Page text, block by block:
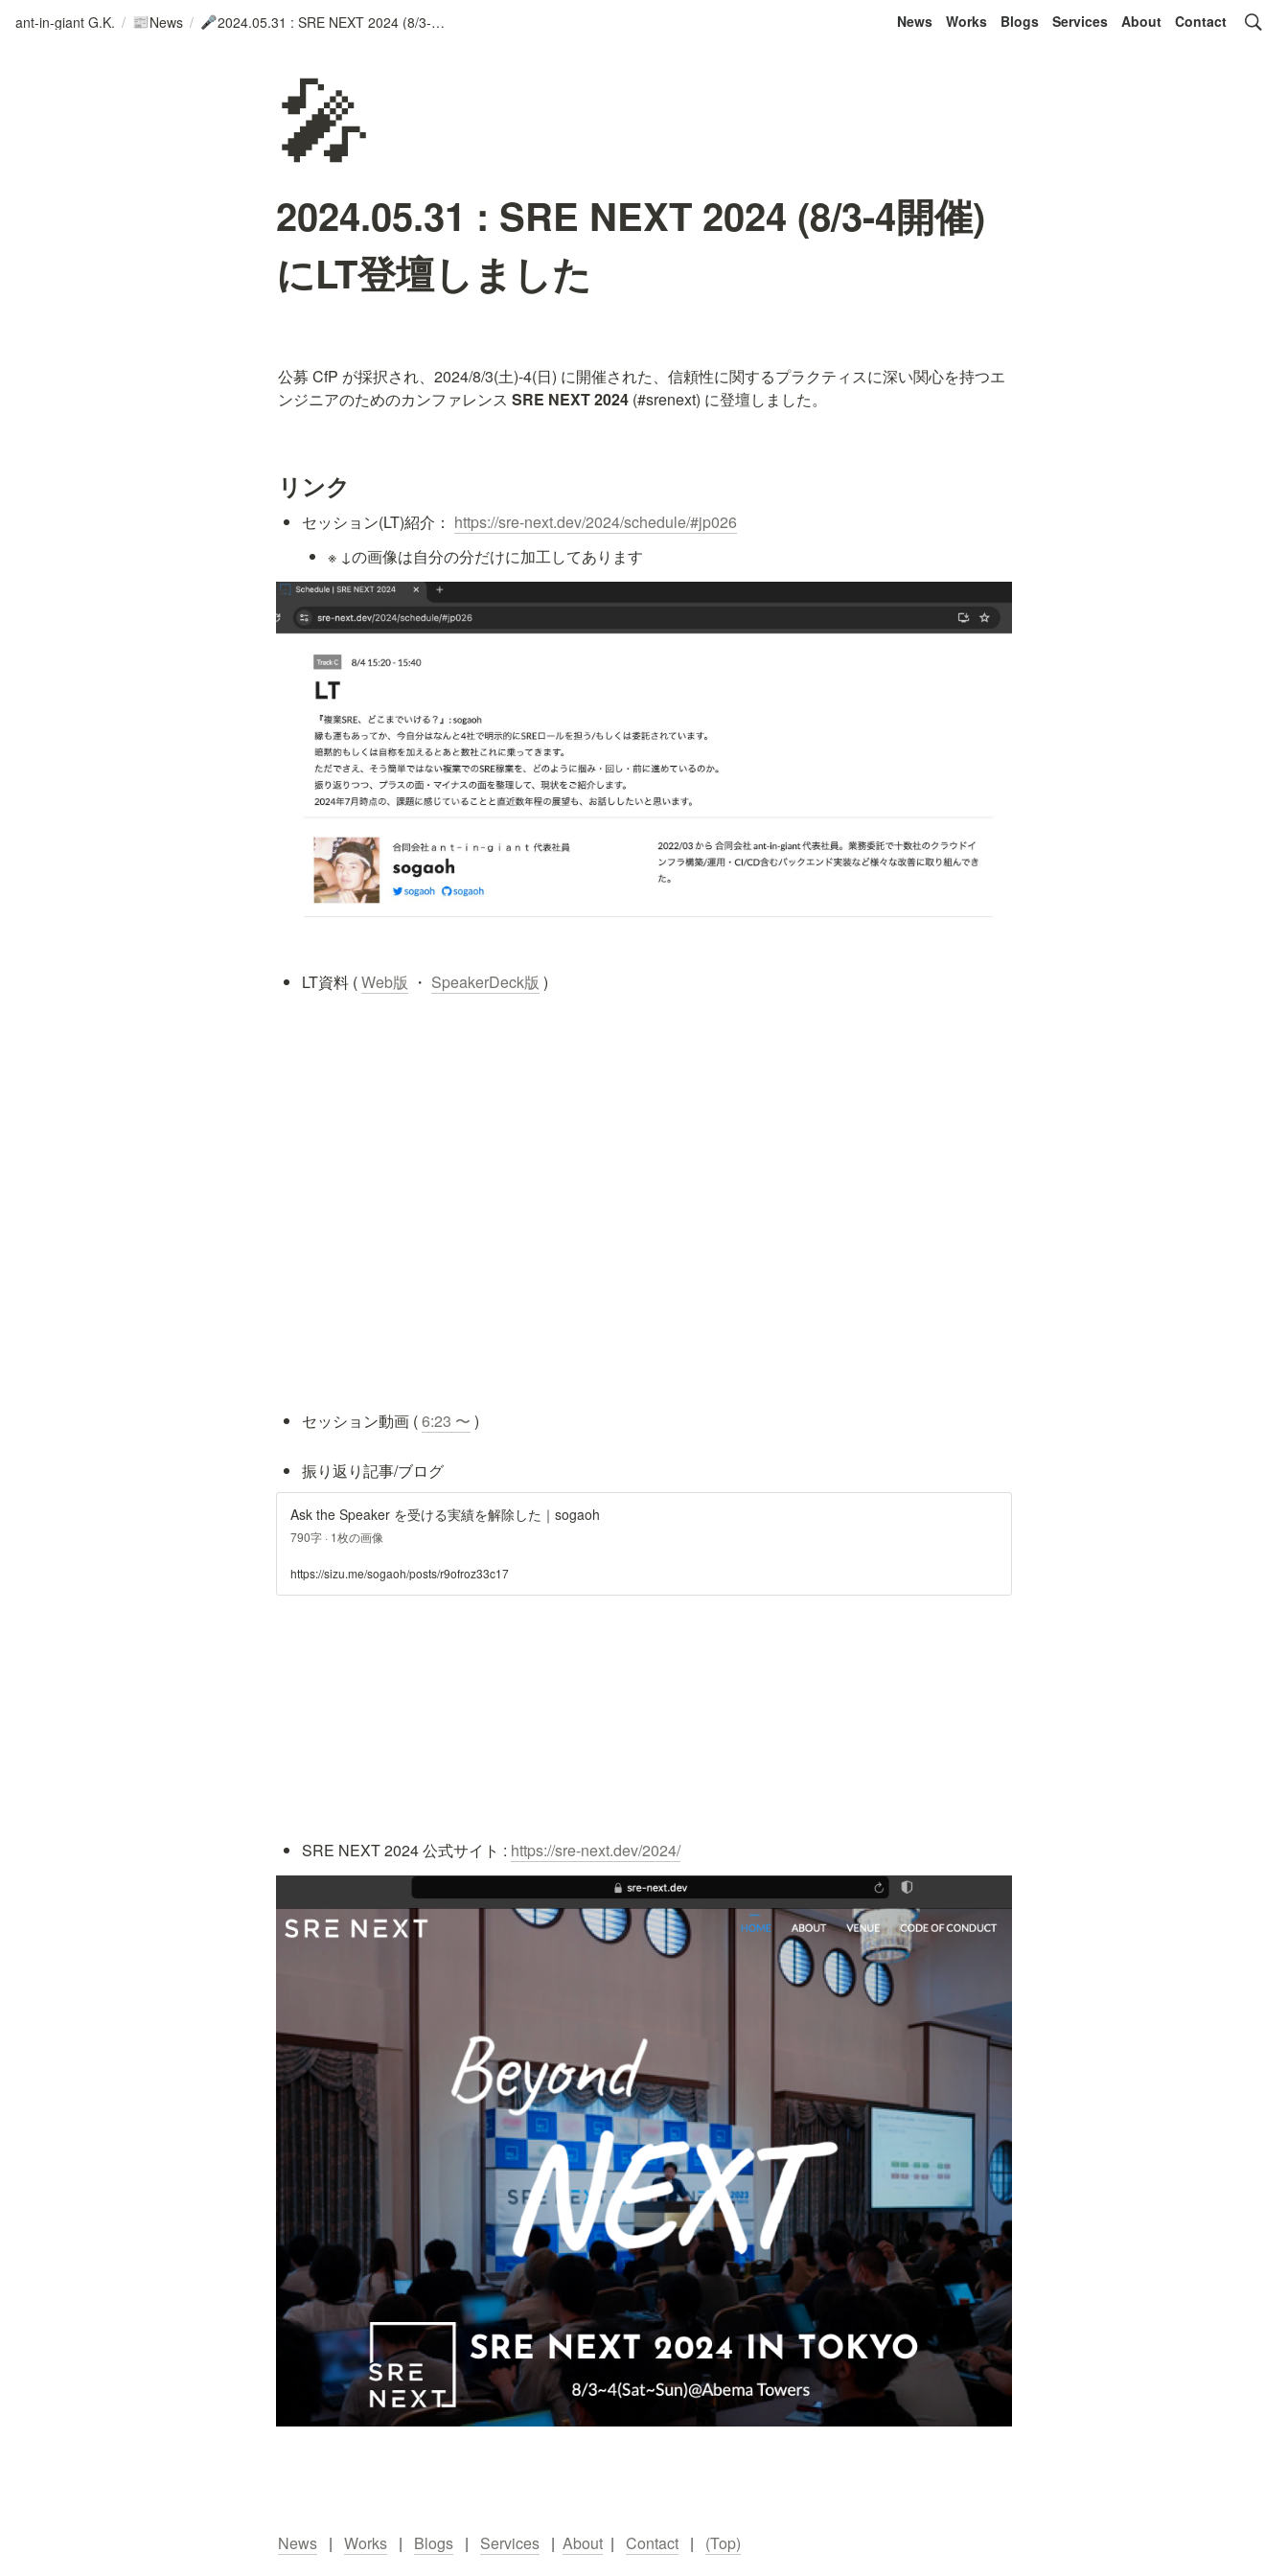
ant-in-giant G.K. / 📰News / 🎤 2024.05.31 : SRE NEXT 2024 (8/3-4開催) にLT登壇しました News Works Blogs Services About Contact
🎤
2024.05.31 : SRE NEXT 2024 (8/3-4開催)
にLT登壇しました
公募 CfP が採択され、2024/8/3(土)-4(日) に開催された、信頼性に関するプラクティスに深い関心を持つエ
ンジニアのためのカンファレンス SRE NEXT 2024 (#srenext) に登壇しました。
リンク
セッション(LT)紹介： https://sre-next.dev/2024/schedule/#jp026
※ ↓の画像は自分の分だけに加工してあります
LT資料 ( Web版 ・ SpeakerDeck版 )
セッション動画 ( 6:23 〜 )
振り返り記事/ブログ
Ask the Speaker を受ける実績を解除した｜sogaoh
790字 · 1枚の画像
https://sizu.me/sogaoh/posts/r9ofroz33c17
SRE NEXT 2024 公式サイト : https://sre-next.dev/2024/
News
   |
Works
   |
Blogs
   |
Services
   |
About
  |
Contact
   |
(Top)